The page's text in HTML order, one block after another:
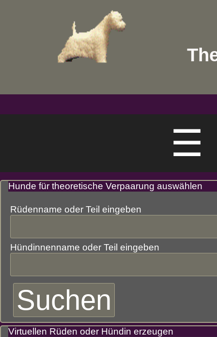
☰
Hunde für theoretische Verpaarung auswählen
Rüdenname oder Teil eingeben
Hündinnenname oder Teil eingeben
Virtuellen Rüden oder Hündin erzeugen